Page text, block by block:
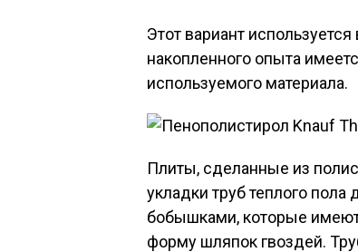
Этот вариант
накопленного опыта
используемого материала.
Плиты, сделанные из
укладки труб теплого
бобышками, которые
форму шляпок гвоздей.